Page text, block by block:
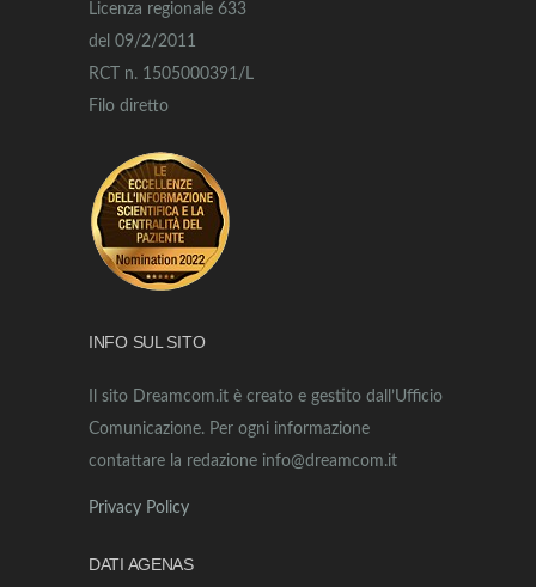
Licenza regionale 633
del 09/2/2011
RCT n. 1505000391/L
Filo diretto
INFO SUL SITO
Il sito Dreamcom.it è creato e gestito dall’Ufficio
Comunicazione. Per ogni informazione
contattare la redazione info@dreamcom.it
Privacy Policy
DATI AGENAS